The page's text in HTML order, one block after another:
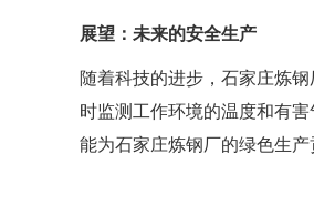
展望：未来的安全生产
随着科技的进步，石家庄炼
时监测工作环境的温度和有
能为石家庄炼钢厂的绿色生产